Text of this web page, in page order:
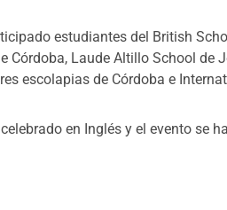
estudiantes del British
Córdoba, Laude Altillo School de
escolapias de Córdoba e
en Inglés y el evento se